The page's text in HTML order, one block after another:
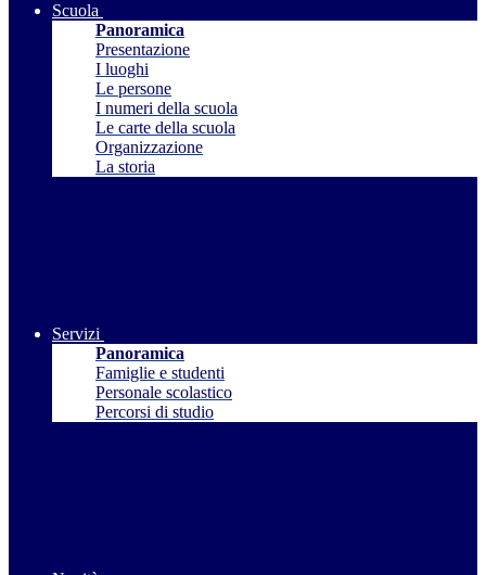
Scuola
Panoramica
Presentazione
I luoghi
Le persone
I numeri della scuola
Le carte della scuola
Organizzazione
La storia
Servizi
Panoramica
Famiglie e studenti
Personale scolastico
Percorsi di studio